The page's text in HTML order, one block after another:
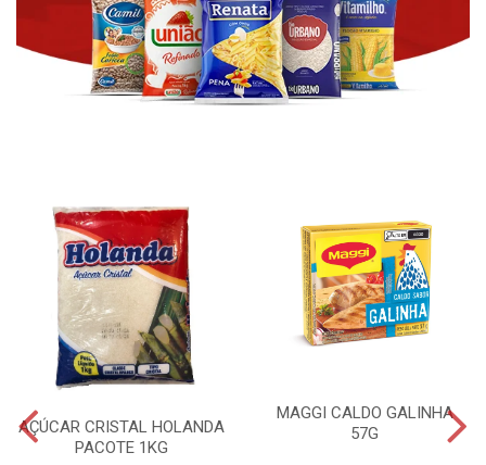
AÇÚCAR CRISTAL HOLANDA
PACOTE 1KG
MAGGI CALDO GALINHA
57G